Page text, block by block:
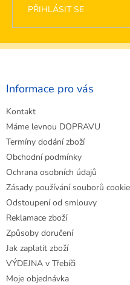
PŘIHLÁSIT SE
Z
Informace pro vás
Kontakt
Máme levnou DOPRAVU
Termíny dodání zboží
Obchodní podmínky
Ochrana osobních údajů
Zásady používání souborů
Odstoupení od smlouvy
Reklamace zboží
Způsoby doručení
Jak zaplatit zboží
VÝDEJNA v Třebíči
Moje objednávka